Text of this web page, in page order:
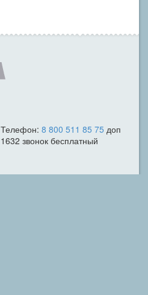
Телефон: 8 800 511 85 75 доп
1632 звонок бесплатный